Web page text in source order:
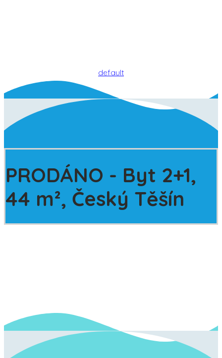
default
PRODÁNO - Byt 2+1,
44 m², Český Těšín